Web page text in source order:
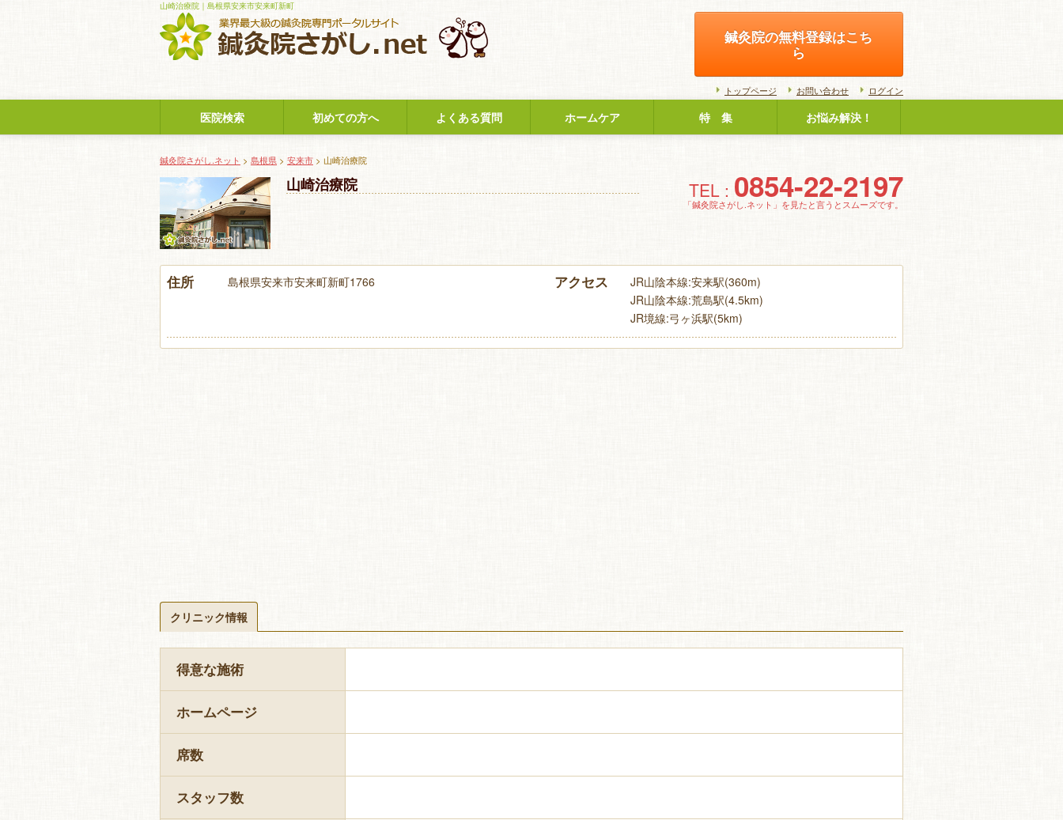
山崎治療院｜島根県安来市安来町新町
鍼灸院の無料登録はこち
ら
トップページ お問い合わせ ログイン
医院検索 初めての方へ よくある質問 ホームケア 特 集 お悩み解決！
鍼灸院さがし.ネット > 島根県 > 安来市 > 山崎治療院
山崎治療院 TEL : 0854-22-2197
「鍼灸院さがし.ネット」を見たと言うとスムーズです。
住所 島根県安来市安来町新町1766 アクセス
JR山陰本線:安来駅(360m)
JR山陰本線:荒島駅(4.5km)
JR境線:弓ヶ浜駅(5km)
クリニック情報
得意な施術
ホームページ
席数
スタッフ数